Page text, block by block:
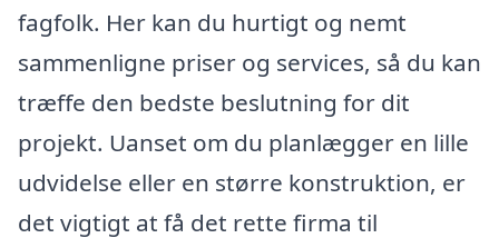
fagfolk. Her kan du hurtigt og nemt
sammenligne priser og services, så du kan
træffe den bedste beslutning for dit
projekt. Uanset om du planlægger en lille
udvidelse eller en større konstruktion, er
det vigtigt at få det rette firma til